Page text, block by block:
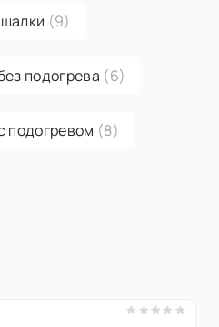
(9)
подогрева (6)
подогревом (8)